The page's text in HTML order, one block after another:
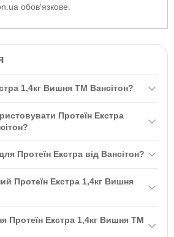
обов'язкове.
1,4кг Вишня ТМ Вансітон?
подовженою дією, що сприяє
Протеїн Екстра
молока). Приймати 2-3 рази на
навантажень.
Протеїн Екстра від Вансітон?
Шоколад-Кокос, Ваніль, Диня-
Протеїн Екстра 1,4кг Вишня
хочуть збільшити м’язову масу та
Протеїн Екстра 1,4кг Вишня ТМ